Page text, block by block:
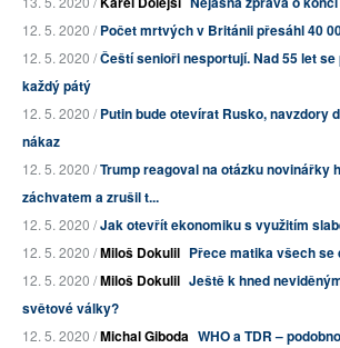
12. 5. 2020 /Počet mrtvých v Británii přesáhl 40
12. 5. 2020 /Čeští senioři nesportují. Nad 55 let
každý pátý
12. 5. 2020 /Putin bude otevírat Rusko, navzdory
nákaz
12. 5. 2020 /Trump reagoval na otázku novinářky
záchvatem a zrušil t...
12. 5. 2020 /Jak otevřít ekonomiku s využitím
12. 5. 2020 /Miloš Dokulil Přece matika všech se
12. 5. 2020 /Miloš Dokulil Ještě k hned
světové války?
12. 5. 2020 /Michal Giboda WHO a TDR –